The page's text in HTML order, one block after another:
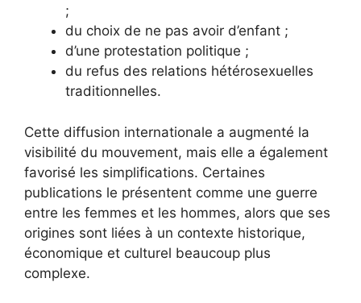
;
du choix de ne pas avoir d’enfant ;
d’une protestation politique ;
du refus des relations hétérosexuelles
traditionnelles.
Cette diffusion internationale a augmenté la
visibilité du mouvement, mais elle a également
favorisé les simplifications. Certaines
publications le présentent comme une guerre
entre les femmes et les hommes, alors que ses
origines sont liées à un contexte historique,
économique et culturel beaucoup plus
complexe.